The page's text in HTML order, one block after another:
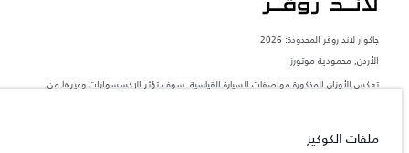
جاكوار لاند روڨر المحدودة: 2026
الأردن, محمودية موتورز
تعكس الأوزان المذكورة مواصفات السيارة القياسية. سوف تؤثر الإكسسوارات وغيرها من
ملفات الكوكيز